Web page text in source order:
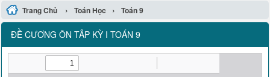
Trang Chủ › Toán Học › Toán 9
ĐỀ CƯƠNG ÔN TÂP KỲ I TOÁN 9